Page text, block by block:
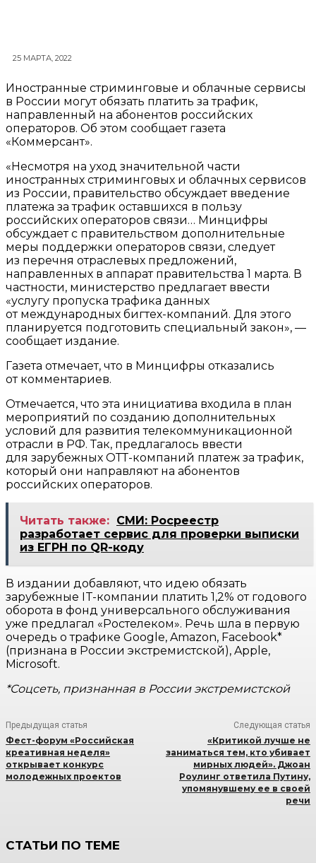
25 МАРТА, 2022
Иностранные стриминговые и облачные сервисы
в России могут обязать платить за трафик,
направленный на абонентов российских
операторов. Об этом сообщает газета
«Коммерсант».
«Несмотря на уход значительной части
иностранных стриминговых и облачных сервисов
из России, правительство обсуждает введение
платежа за трафик оставшихся в пользу
российских операторов связи… Минцифры
обсуждает с правительством дополнительные
меры поддержки операторов связи, следует
из перечня отраслевых предложений,
направленных в аппарат правительства 1 марта. В
частности, министерство предлагает ввести
«услугу пропуска трафика данных
от международных бигтех-компаний. Для этого
планируется подготовить специальный закон», —
сообщает издание.
Газета отмечает, что в Минцифры отказались
от комментариев.
Отмечается, что эта инициатива входила в план
мероприятий по созданию дополнительных
условий для развития телекоммуникационной
отрасли в РФ. Так, предлагалось ввести
для зарубежных ОТТ-компаний платеж за трафик,
который они направляют на абонентов
российских операторов.
Читать также: СМИ: Росреестр
разработает сервис для проверки выписки
из ЕГРН по QR-коду
В издании добавляют, что идею обязать
зарубежные IT-компании платить 1,2% от годового
оборота в фонд универсального обслуживания
уже предлагал «Ростелеком». Речь шла в первую
очередь о трафике Google, Amazon, Facebook*
(признана в России экстремистской), Apple,
Microsoft.
*Соцсеть, признанная в России экстремистской
Предыдущая статья
Фест-форум «Российская
креативная неделя»
открывает конкурс
молодежных проектов
Следующая статья
«Критикой лучше не
заниматься тем, кто убивает
мирных людей». Джоан
Роулинг ответила Путину,
упомянувшему ее в своей
речи
СТАТЬИ ПО ТЕМЕ